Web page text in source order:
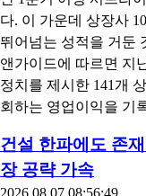
다. 이 가운데 상장사
뛰어넘는 성적을 거둔
앤가이드에 따르면 지
정치를 제시한 141개
회하는 영업이익을 기
건설 한파에도 존
장 공략 가속
2026.08.07 08:56:49